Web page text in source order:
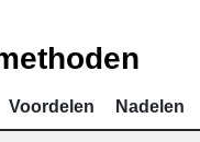
Voordelen Nadelen